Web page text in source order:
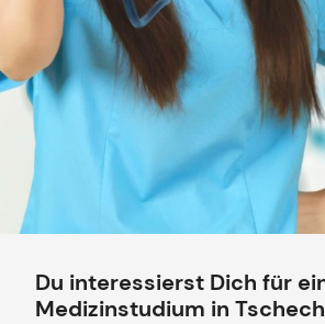
Du interessierst Dich für
Medizinstudium in